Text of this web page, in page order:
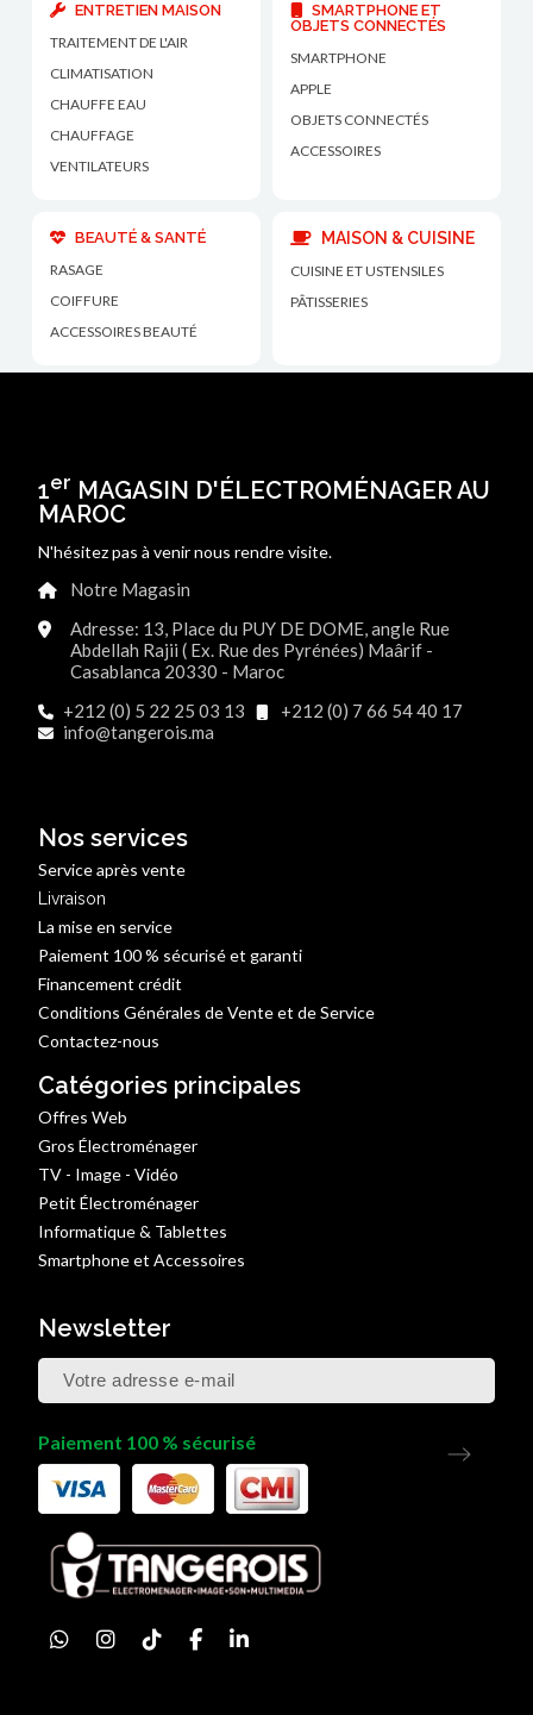
ENTRETIEN MAISON
TRAITEMENT DE L'AIR
CLIMATISATION
CHAUFFE EAU
CHAUFFAGE
VENTILATEURS
SMARTPHONE ET
OBJETS CONNECTÉS
SMARTPHONE
APPLE
OBJETS CONNECTÉS
ACCESSOIRES
BEAUTÉ & SANTÉ
RASAGE
COIFFURE
ACCESSOIRES BEAUTÉ
MAISON & CUISINE
CUISINE ET USTENSILES
PÂTISSERIES
1er MAGASIN D'ÉLECTROMÉNAGER AU
MAROC
N'hésitez pas à venir nous rendre visite.
Notre Magasin
Adresse: 13, Place du PUY DE DOME, angle Rue
Abdellah Rajii ( Ex. Rue des Pyrénées) Maârif -
Casablanca 20330 - Maroc
+212 (0) 5 22 25 03 13
+212 (0) 7 66 54 40 17
info@tangerois.ma
Nos services
Service après vente
Livraison
La mise en service
Paiement 100 % sécurisé et garanti
Financement crédit
Conditions Générales de Vente et de Service
Contactez-nous
Catégories principales
Offres Web
Gros Électroménager
TV - Image - Vidéo
Petit Électroménager
Informatique & Tablettes
Smartphone et Accessoires
Newsletter
Paiement 100 % sécurisé